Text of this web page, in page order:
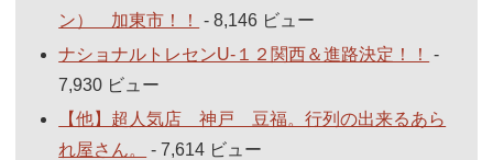
ン） 加東市！！
- 8,146 ビュー
ナショナルトレセンU-１２関西＆進路決定！！
-
7,930 ビュー
【他】超人気店 神戸 豆福。行列の出来るあら
れ屋さん。
- 7,614 ビュー